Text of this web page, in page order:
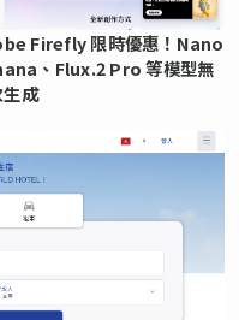
Firefly 限時優惠！Nano
、Flux.2 Pro 等模型無
生成